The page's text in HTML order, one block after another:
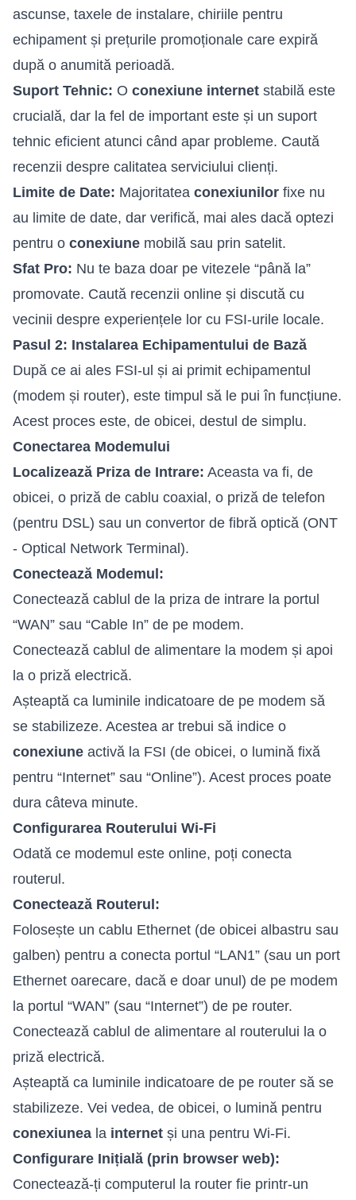
ascunse, taxele de instalare, chiriile pentru
echipament și prețurile promoționale care expiră
după o anumită perioadă.
Suport Tehnic: O conexiune internet stabilă este
crucială, dar la fel de important este și un suport
tehnic eficient atunci când apar probleme. Caută
recenzii despre calitatea serviciului clienți.
Limite de Date: Majoritatea conexiunilor fixe nu
au limite de date, dar verifică, mai ales dacă optezi
pentru o conexiune mobilă sau prin satelit.
Sfat Pro: Nu te baza doar pe vitezele “până la”
promovate. Caută recenzii online și discută cu
vecinii despre experiențele lor cu FSI-urile locale.
Pasul 2: Instalarea Echipamentului de Bază
După ce ai ales FSI-ul și ai primit echipamentul
(modem și router), este timpul să le pui în funcțiune.
Acest proces este, de obicei, destul de simplu.
Conectarea Modemului
Localizează Priza de Intrare: Aceasta va fi, de
obicei, o priză de cablu coaxial, o priză de telefon
(pentru DSL) sau un convertor de fibră optică (ONT
- Optical Network Terminal).
Conectează Modemul:
Conectează cablul de la priza de intrare la portul
“WAN” sau “Cable In” de pe modem.
Conectează cablul de alimentare la modem și apoi
la o priză electrică.
Așteaptă ca luminile indicatoare de pe modem să
se stabilizeze. Acestea ar trebui să indice o
conexiune activă la FSI (de obicei, o lumină fixă
pentru “Internet” sau “Online”). Acest proces poate
dura câteva minute.
Configurarea Routerului Wi-Fi
Odată ce modemul este online, poți conecta
routerul.
Conectează Routerul:
Folosește un cablu Ethernet (de obicei albastru sau
galben) pentru a conecta portul “LAN1” (sau un port
Ethernet oarecare, dacă e doar unul) de pe modem
la portul “WAN” (sau “Internet”) de pe router.
Conectează cablul de alimentare al routerului la o
priză electrică.
Așteaptă ca luminile indicatoare de pe router să se
stabilizeze. Vei vedea, de obicei, o lumină pentru
conexiunea la internet și una pentru Wi-Fi.
Configurare Inițială (prin browser web):
Conectează-ți computerul la router fie printr-un